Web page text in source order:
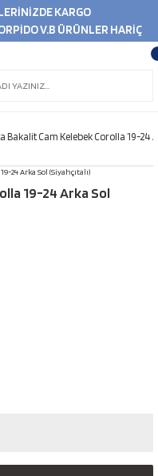
KARGO
V.B ÜRÜNLER HARİÇ
Bakalit Cam Kelebek Corolla 19-24
19-24 Arka Sol